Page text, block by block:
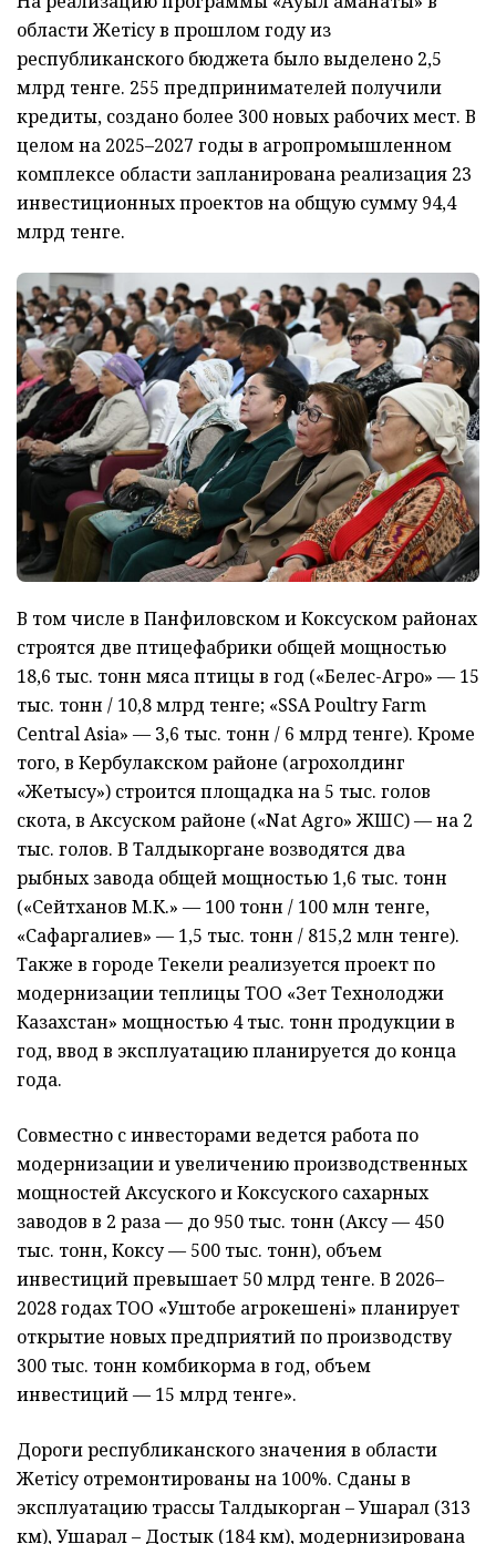
области Жетiсу в прошлом году из
республиканского бюджета было выделено 2,5
млрд тенге. 255 предпринимателей получили
кредиты, создано более 300 новых рабочих мест. В
целом на 2025–2027 годы в агропромышленном
комплексе области запланирована реализация 23
инвестиционных проектов на общую сумму 94,4
млрд тенге.
В том числе в Панфиловском и Коксуском районах
строятся две птицефабрики общей мощностью
18,6 тыс. тонн мяса птицы в год («Белес-Агро» — 15
тыс. тонн / 10,8 млрд тенге; «SSA Poultry Farm
Central Asia» — 3,6 тыс. тонн / 6 млрд тенге). Кроме
того, в Кербулакском районе (агрохолдинг
«Жетысу») строится площадка на 5 тыс. голов
скота, в Аксуском районе («Nat Agro» ЖШС) — на 2
тыс. голов. В Талдыкоргане возводятся два
рыбных завода общей мощностью 1,6 тыс. тонн
(«Сейтханов М.К.» — 100 тонн / 100 млн тенге,
«Сафаргалиев» — 1,5 тыс. тонн / 815,2 млн тенге).
Также в городе Текели реализуется проект по
модернизации теплицы ТОО «Зет Технолоджи
Казахстан» мощностью 4 тыс. тонн продукции в
год, ввод в эксплуатацию планируется до конца
года.
Совместно с инвесторами ведется работа по
модернизации и увеличению производственных
мощностей Аксуского и Коксуского сахарных
заводов в 2 раза — до 950 тыс. тонн (Аксу — 450
тыс. тонн, Коксу — 500 тыс. тонн), объем
инвестиций превышает 50 млрд тенге. В 2026–
2028 годах ТОО «Уштобе агрокешені» планирует
открытие новых предприятий по производству
300 тыс. тонн комбикорма в год, объем
инвестиций — 15 млрд тенге».
Дороги республиканского значения в области
Жетiсу отремонтированы на 100%. Сданы в
эксплуатацию трассы Талдыкорган – Ушарал (313
км), Ушарал – Достык (184 км), модернизирована